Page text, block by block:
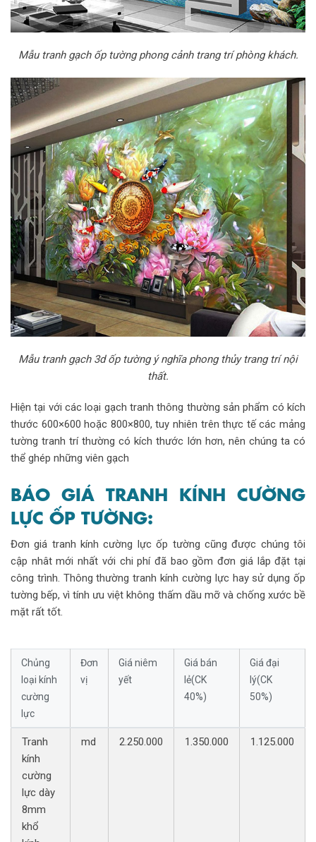
Mẫu tranh gạch ốp tường phong cảnh trang trí phòng khách.
Mẫu tranh gạch 3d ốp tường ý nghĩa phong thủy trang trí nội
thất.
Hiện tại với các loại gạch tranh thông thường sản phẩm có kích
thước 600×600 hoặc 800×800, tuy nhiên trên thực tế các mảng
tường tranh trí thường có kích thước lớn hơn, nên chúng ta có
thể ghép những viên gạch
BÁO GIÁ TRANH KÍNH CƯỜNG
LỰC ỐP TƯỜNG:
Đơn giá tranh kính cường lực ốp tường cũng được chúng tôi
cập nhât mới nhất với chi phí đã bao gồm đơn giá lắp đặt tại
công trình. Thông thường tranh kính cường lực hay sử dụng ốp
tường bếp, vì tính ưu việt không thấm dầu mỡ và chống xước bề
mặt rất tốt.
Chủng
loại kính
cường
lực
Đơn
vị
Giá niêm
yết
Giá bán
lẻ(CK
40%)
Giá đại
lý(CK
50%)
Tranh
kính
cường
lực dày
8mm
khổ
md 2.250.000 1.350.000 1.125.000